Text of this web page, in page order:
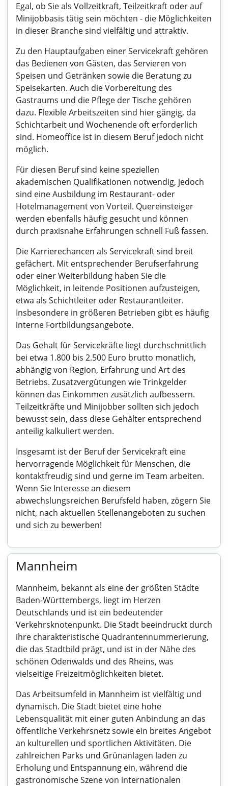
Egal, ob Sie als Vollzeitkraft, Teilzeitkraft oder auf
Minijobbasis tätig sein möchten - die Möglichkeiten
in dieser Branche sind vielfältig und attraktiv.
Zu den Hauptaufgaben einer Servicekraft gehören
das Bedienen von Gästen, das Servieren von
Speisen und Getränken sowie die Beratung zu
Speisekarten. Auch die Vorbereitung des
Gastraums und die Pflege der Tische gehören
dazu. Flexible Arbeitszeiten sind hier gängig, da
Schichtarbeit und Wochenende oft erforderlich
sind. Homeoffice ist in diesem Beruf jedoch nicht
möglich.
Für diesen Beruf sind keine speziellen
akademischen Qualifikationen notwendig, jedoch
sind eine Ausbildung im Restaurant- oder
Hotelmanagement von Vorteil. Quereinsteiger
werden ebenfalls häufig gesucht und können
durch praxisnahe Erfahrungen schnell Fuß fassen.
Die Karrierechancen als Servicekraft sind breit
gefächert. Mit entsprechender Berufserfahrung
oder einer Weiterbildung haben Sie die
Möglichkeit, in leitende Positionen aufzusteigen,
etwa als Schichtleiter oder Restaurantleiter.
Insbesondere in größeren Betrieben gibt es häufig
interne Fortbildungsangebote.
Das Gehalt für Servicekräfte liegt durchschnittlich
bei etwa 1.800 bis 2.500 Euro brutto monatlich,
abhängig von Region, Erfahrung und Art des
Betriebs. Zusatzvergütungen wie Trinkgelder
können das Einkommen zusätzlich aufbessern.
Teilzeitkräfte und Minijobber sollten sich jedoch
bewusst sein, dass diese Gehälter entsprechend
anteilig kalkuliert werden.
Insgesamt ist der Beruf der Servicekraft eine
hervorragende Möglichkeit für Menschen, die
kontaktfreudig sind und gerne im Team arbeiten.
Wenn Sie Interesse an diesem
abwechslungsreichen Berufsfeld haben, zögern Sie
nicht, nach aktuellen Stellenangeboten zu suchen
und sich zu bewerben!
Mannheim
Mannheim, bekannt als eine der größten Städte
Baden-Württembergs, liegt im Herzen
Deutschlands und ist ein bedeutender
Verkehrsknotenpunkt. Die Stadt beeindruckt durch
ihre charakteristische Quadrantennummerierung,
die das Stadtbild prägt, und ist in der Nähe des
schönen Odenwalds und des Rheins, was
vielseitige Freizeitmöglichkeiten bietet.
Das Arbeitsumfeld in Mannheim ist vielfältig und
dynamisch. Die Stadt bietet eine hohe
Lebensqualität mit einer guten Anbindung an das
öffentliche Verkehrsnetz sowie ein breites Angebot
an kulturellen und sportlichen Aktivitäten. Die
zahlreichen Parks und Grünanlagen laden zu
Erholung und Entspannung ein, während die
gastronomische Szene von internationalen